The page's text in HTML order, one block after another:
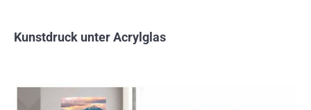
Kunstdruck unter Acrylglas